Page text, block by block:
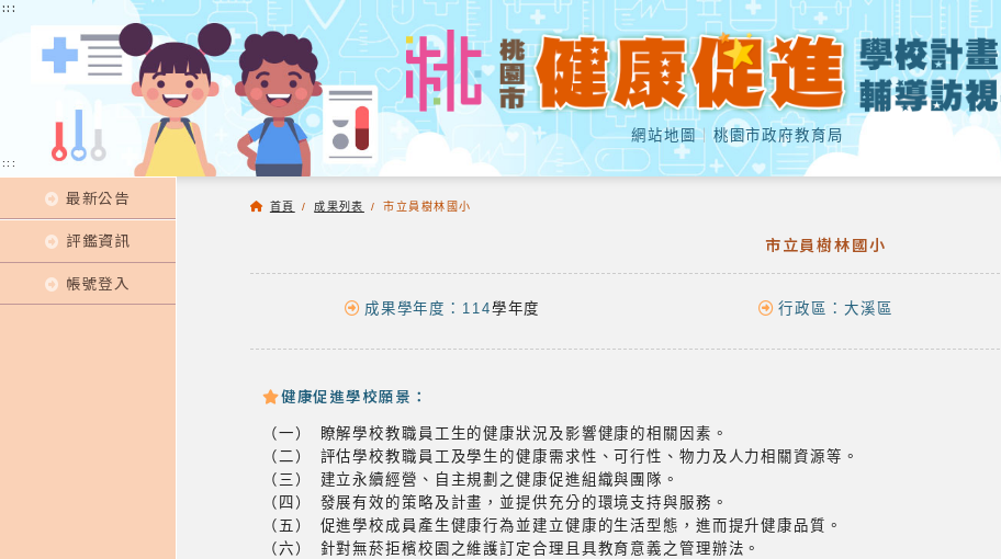
:::
網站地圖｜ 桃園市政府教育局
:::
最新公告
評鑑資訊
帳號登入
首頁 /成果列表 / 市立員樹林國小
市立員樹林國小
成果學年度：114學年度 行政區： 大溪區
健康促進學校願景：
（一） 瞭解學校教職員工生的健康狀況及影響健康的相關因素。
（二） 評估學校教職員工及學生的健康需求性、可行性、物力及人力相關資源等。
（三） 建立永續經營、自主規劃之健康促進組織與團隊。
（四） 發展有效的策略及計畫，並提供充分的環境支持與服務。
（五） 促進學校成員產生健康行為並建立健康的生活型態，進而提升健康品質。
（六） 針對無菸拒檳校園之維護訂定合理且具教育意義之管理辦法。
:::